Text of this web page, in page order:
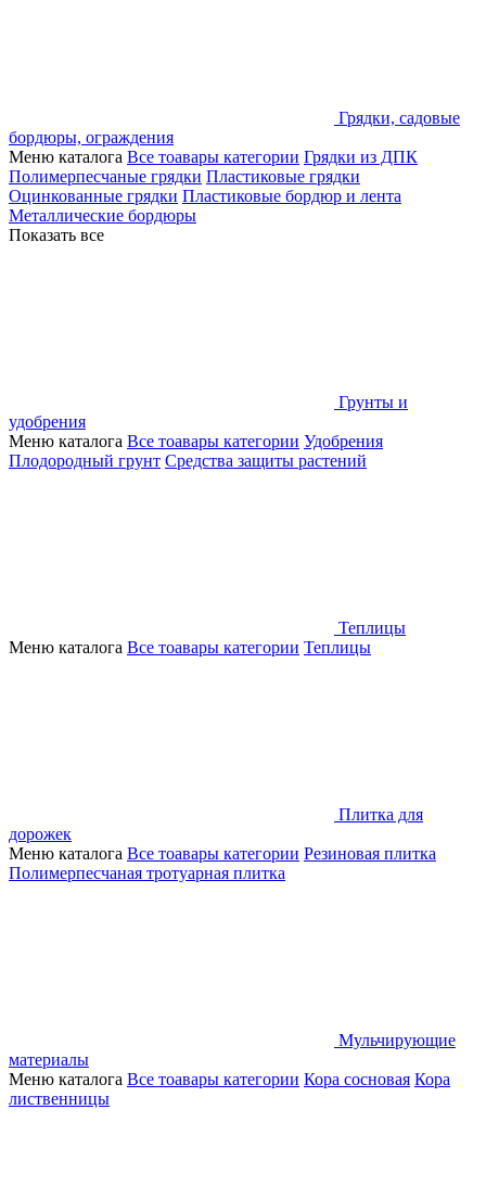
Грядки, садовые
бордюры, ограждения
Меню каталога Все тоавары категории Грядки из ДПК
Полимерпесчаные грядки Пластиковые грядки
Оцинкованные грядки Пластиковые бордюр и лента
Металлические бордюры
Показать все
Грунты и
удобрения
Меню каталога Все тоавары категории Удобрения
Плодородный грунт Средства защиты растений
Теплицы
Меню каталога Все тоавары категории Теплицы
Плитка для
дорожек
Меню каталога Все тоавары категории Резиновая плитка
Полимерпесчаная тротуарная плитка
Мульчирующие
материалы
Меню каталога Все тоавары категории Кора сосновая Кора
лиственницы